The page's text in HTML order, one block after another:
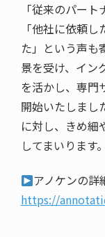
「従来のパー
「他社に依頼
た」という声も
景を受け、イン
を活かし、専門
開始いたしまし
に対し、きめ細
してまいります。
アノケンの詳
https://